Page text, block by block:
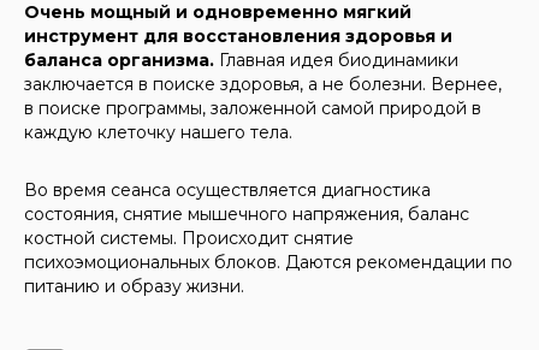
Очень мощный и одновременно мягкий
инструмент для восстановления здоровья и
баланса организма. Главная идея биодинамики
заключается в поиске здоровья, а не болезни. Вернее,
в поиске программы, заложенной самой природой в
каждую клеточку нашего тела.
Во время сеанса осуществляется диагностика
состояния, снятие мышечного напряжения, баланс
костной системы. Происходит снятие
психоэмоциональных блоков. Даются рекомендации по
питанию и образу жизни.